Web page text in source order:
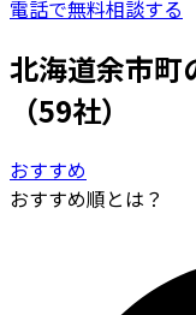
電話で無料相談する
北海道余市町
（59社）
おすすめ
おすすめ順とは？